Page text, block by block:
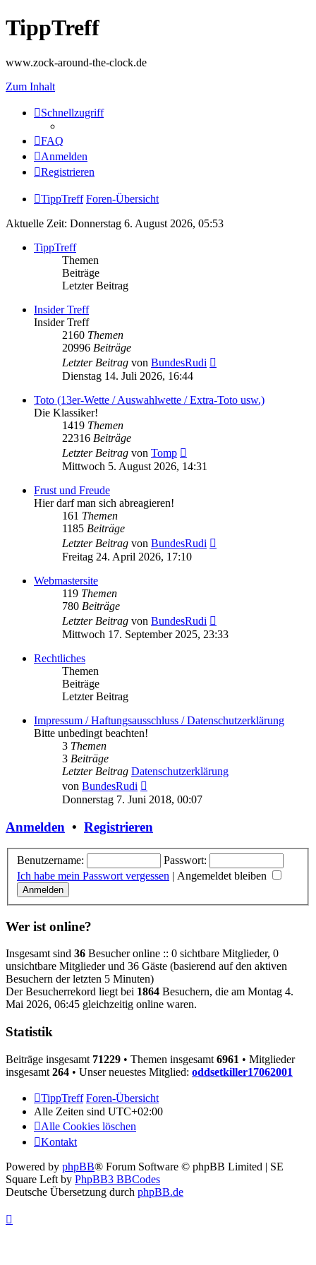
TippTreff
www.zock-around-the-clock.de
Zum Inhalt
Schnellzugriff
FAQ
Anmelden
Registrieren
TippTreff Foren-Übersicht
Aktuelle Zeit: Donnerstag 6. August 2026, 05:53
TippTreff
Themen
Beiträge
Letzter Beitrag
Insider Treff
Insider Treff
2160 Themen
20996 Beiträge
Letzter Beitrag von BundesRudi
Dienstag 14. Juli 2026, 16:44
Toto (13er-Wette / Auswahlwette / Extra-Toto usw.)
Die Klassiker!
1419 Themen
22316 Beiträge
Letzter Beitrag von Tomp
Beitrag
Mittwoch 5. August 2026, 14:31
Frust und Freude
Hier darf man sich abreagieren!
161 Themen
1185 Beiträge
Letzter Beitrag von BundesRudi
Freitag 24. April 2026, 17:10
Webmastersite
119 Themen
780 Beiträge
Letzter Beitrag von BundesRudi
Beitrag
Mittwoch 17. September 2025, 23:33
Rechtliches
Themen
Beiträge
Letzter Beitrag
Impressum / Haftungsausschluss / Datenschutzerklärung
Bitte unbedingt beachten!
3 Themen
3 Beiträge
Letzter Beitrag Datenschutzerklärung
von BundesRudi
Beitrag
Donnerstag 7. Juni 2018, 00:07
Anmelden • Registrieren
Benutzername:
Passwort:
Ich habe mein Passwort vergessen | Angemeldet bleiben
Wer ist online?
Insgesamt sind 36 Besucher online :: 0 sichtbare Mitglieder, 0
unsichtbare Mitglieder und 36 Gäste (basierend auf den aktiven
Besuchern der letzten 5 Minuten)
Der Besucherrekord liegt bei 1864 Besuchern, die am Montag 4.
Mai 2026, 06:45 gleichzeitig online waren.
Statistik
Beiträge insgesamt 71229 • Themen insgesamt 6961 • Mitglieder
insgesamt 264 • Unser neuestes Mitglied: oddsetkiller17062001
TippTreff Foren-Übersicht
Alle Zeiten sind UTC+02:00
Alle Cookies löschen
Kontakt
Powered by phpBB® Forum Software © phpBB Limited | SE
Square Left by PhpBB3 BBCodes
Deutsche Übersetzung durch phpBB.de